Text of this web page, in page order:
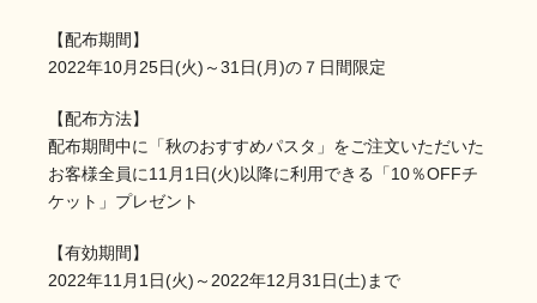
【配布期間】
2022年10月25日(火)～31日(月)の７日間限定
【配布方法】
配布期間中に「秋のおすすめパスタ」をご注文いただいた
お客様全員に11月1日(火)以降に利用できる「10％OFFチ
ケット」プレゼント
【有効期間】
2022年11月1日(火)～2022年12月31日(土)まで